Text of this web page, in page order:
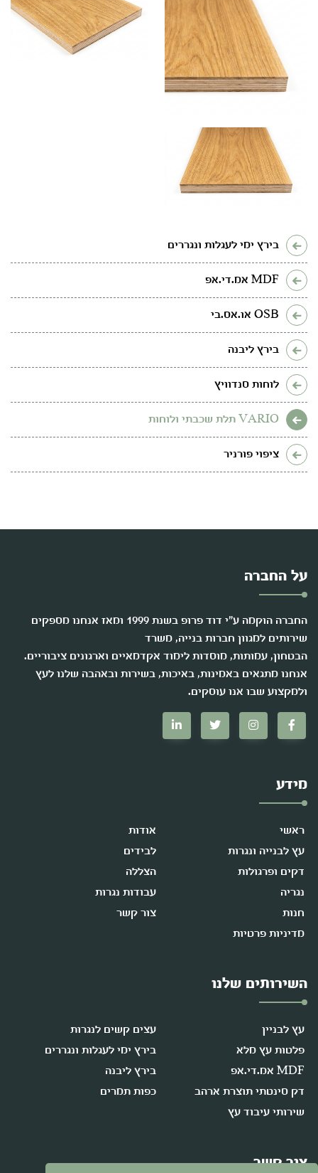
בירץ ימי לעגלות ונגררים
MDF אמ.די.אפ
OSB או.אס.בי
בירץ ליבנה
לוחות סנדוויץ
VARIO תלת שכבתי ולוחות
ציפוי פורניר
על החברה
החברה הוקמה ע"י דוד פרופ בשנת 1999 ומאז אנחנו מספקים
שירותים למגוון חברות בנייה, משרד
הבטחון, עמותות, מוסדות לימוד אקדמאיים וארגונים ציבוריים.
אנחנו מתגאים באמינות, באיכות, בשירות ובאהבה שלנו לעץ
ולמקצוע שבו אנו עוסקים.
מידע
ראשי
אודות
עץ לבנייה ונגרות
לבידים
דקים ופרגולות
הצללה
נגריה
עבודות נגרות
חנות
צור קשר
מדיניות פרטיות
השירותים שלנו
עץ לבניין
עצים קשים לנגרות
פלטות עץ מלא
בירץ ימי לעגלות ונגררים
MDF אמ.די.אפ
בירץ ליבנה
דק סינטתי תוצרת ארהב
כפות תמרים
שירותי עיבוד עץ
צור קשר